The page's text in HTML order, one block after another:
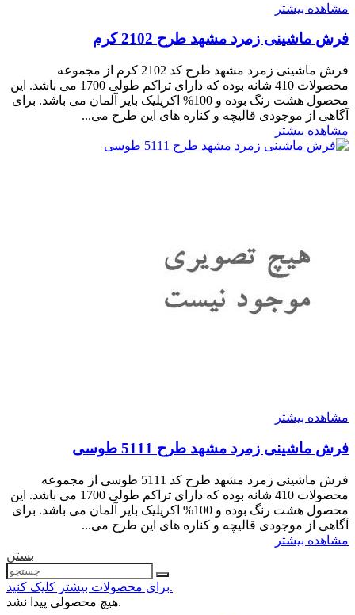
مشاهده بیشتر
فرش ماشینی زمرد مشهد طرح 2102 کرم
فرش ماشینی زمرد مشهد طرح کد 2102 کرم از مجموعه
محصولات 410 شانه بوده که دارای تراکم طولی 1700 می باشد. این
محصول هشت رنگ بوده و 100% اکریلیک بایر آلمان می باشد. برای
آگاهی از موجودی قالیچه و کناره های این طرح می...
مشاهده بیشتر
مشاهده بیشتر
فرش ماشینی زمرد مشهد طرح 5111 طوسی
فرش ماشینی زمرد مشهد طرح کد 5111 طوسی از مجموعه
محصولات 410 شانه بوده که دارای تراکم طولی 1700 می باشد. این
محصول هشت رنگ بوده و 100% اکریلیک بایر آلمان می باشد. برای
آگاهی از موجودی قالیچه و کناره های این طرح می...
مشاهده بیشتر
بستن
برای محصولات بیشتر کلیک کنید.
هیچ محصولی پیدا نشد.